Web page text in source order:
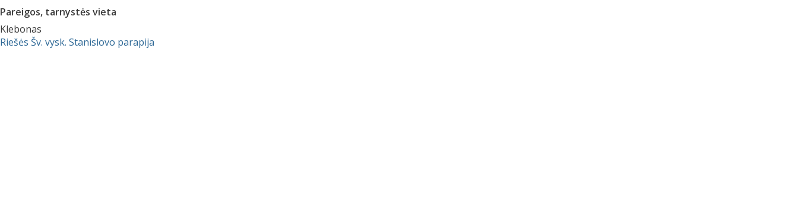
Pareigos, tarnystės vieta
Klebonas
Riešės Šv. vysk. Stanislovo parapija